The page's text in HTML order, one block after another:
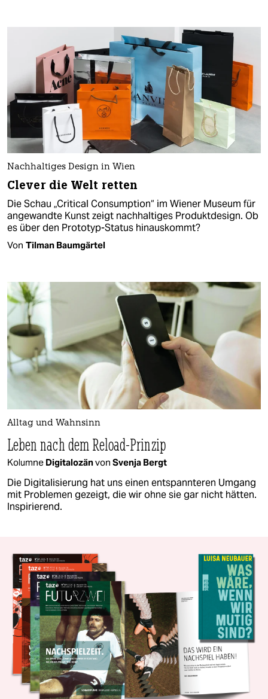
Nachhaltiges Design in Wien
Clever die Welt retten
Die Schau „Critical Consumption“ im Wiener Museum für
angewandte Kunst zeigt nachhaltiges Produktdesign. Ob
es über den Prototyp-Status hinauskommt?
Von Tilman Baumgärtel
Alltag und Wahnsinn
Leben nach dem Reload-Prinzip
Kolumne Digitalozänvon Svenja Bergt
Die Digitalisierung hat uns einen entspannteren Umgang
mit Problemen gezeigt, die wir ohne sie gar nicht hätten.
Inspirierend.